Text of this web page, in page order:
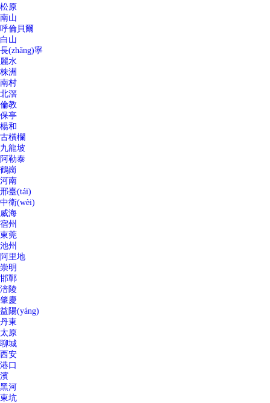
松原
南山
呼倫貝爾
白山
長(zhǎng)寧
麗水
株洲
南村
北滘
倫教
保亭
楊和
古橫欄
九龍坡
阿勒泰
鶴崗
河南
邢臺(tái)
中衛(wèi)
威海
宿州
東莞
池州
阿里地
崇明
邯鄲
涪陵
肇慶
益陽(yáng)
丹東
太原
聊城
西安
港口
濱
黑河
東坑